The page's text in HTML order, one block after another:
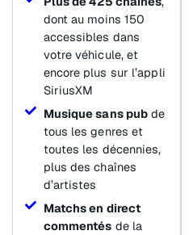
dont au moins 150
accessibles dans
votre véhicule, et
encore plus sur l’appli
SiriusXM
Musique sans pub de
tous les genres et
toutes les décennies,
plus des chaînes
d’artistes
Matchs en direct
commentés de la